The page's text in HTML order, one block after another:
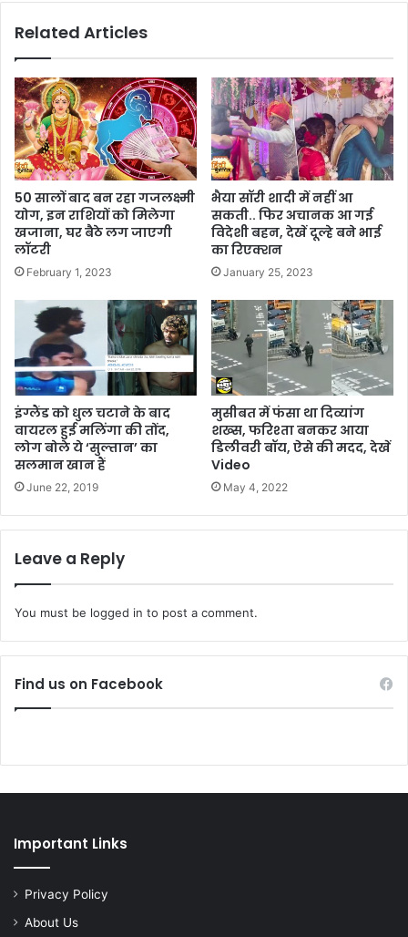
Related Articles
50 सालों बाद बन रहा गजलक्ष्मी
योग, इन राशियों को मिलेगा
खजाना, घर बैठे लग जाएगी
लॉटरी
February 1, 2023
भैया सॉरी शादी में नहीं आ
सकती.. फिर अचानक आ गई
विदेशी बहन, देखें दूल्हे बने भाई
का रिएक्शन
January 25, 2023
इंग्लैंड को धुल चटाने के बाद
वायरल हुई मलिंगा की तोंद,
लोग बोले ये ‘सुल्तान’ का
सलमान खान हैं
June 22, 2019
मुसीबत में फंसा था दिव्यांग
शख्स, फरिश्ता बनकर आया
डिलीवरी बॉय, ऐसे की मदद, देखें
Video
May 4, 2022
Leave a Reply
You must be logged in to post a comment.
Find us on Facebook
Important Links
Privacy Policy
About Us